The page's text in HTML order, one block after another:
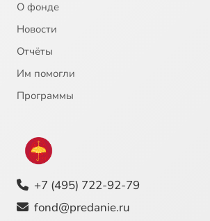
О фонде
Новости
Отчёты
Им помогли
Программы
+7 (495) 722-92-79
fond@predanie.ru